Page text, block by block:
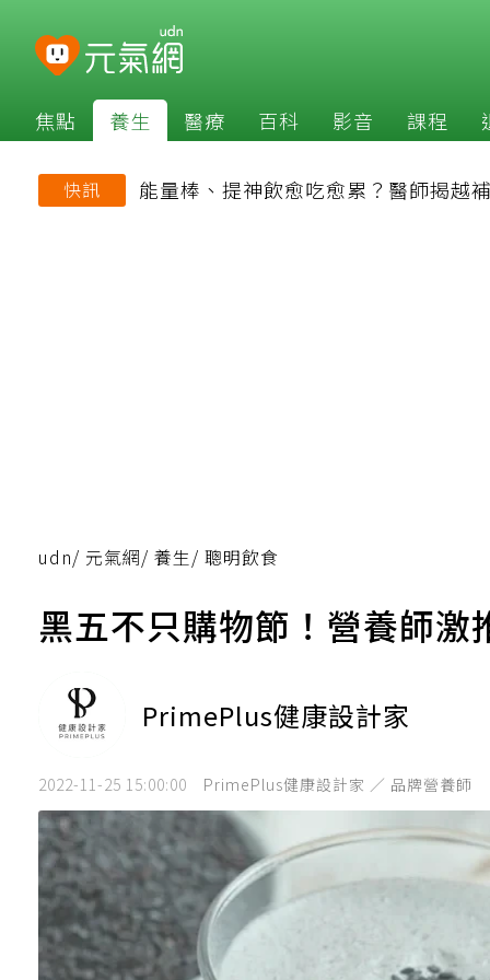
焦點 養生 醫療 百科 影音 課程
快訊 能量棒、提神飲愈吃愈累？醫師揭越
udn/ 元氣網/ 養生/ 聰明飲食
黑五不只購物節！營養師
PrimePlus健康設計家
2022-11-25 15:00:00 PrimePlus健康設計家 ／ 品牌營養師